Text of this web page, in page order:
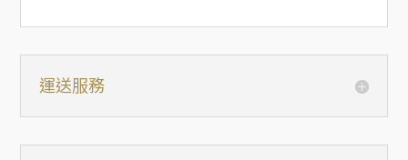
運送服務